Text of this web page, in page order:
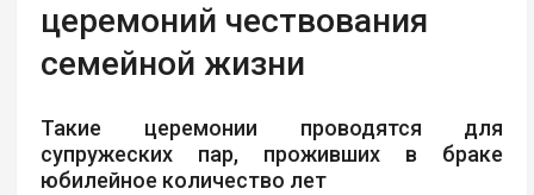
церемоний чествования
семейной жизни
Такие церемонии проводятся для
супружеских пар, проживших в браке
юбилейное количество лет